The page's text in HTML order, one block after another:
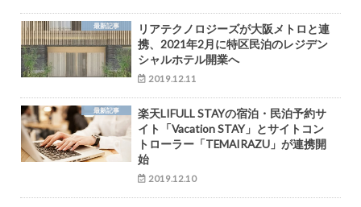
最新記事
リアテクノロジーズが大阪メトロと連
携、2021年2月に特区民泊のレジデン
シャルホテル開業へ
2019.12.11
最新記事
楽天LIFULL STAYの宿泊・民泊予約サ
イト「Vacation STAY」とサイトコン
トローラー「TEMAIRAZU」が連携開
始
2019.12.10